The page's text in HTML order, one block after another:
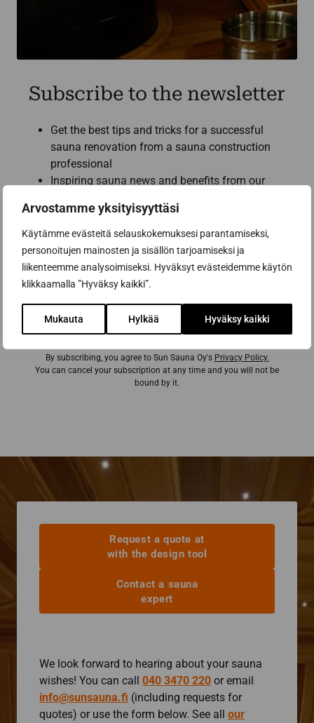
Arvostamme yksityisyyttäsi
Käytämme evästeitä selauskokemuksesi parantamiseksi,
personoitujen mainosten ja sisällön tarjoamiseksi ja
liikenteemme analysoimiseksi. Hyväksyt evästeidemme käytön
klikkaamalla ”Hyväksy kaikki”.
Mukauta Hylkää Hyväksy kaikki
Subscribe to the newsletter
Get the best tips and tricks for a successful
sauna renovation from a sauna construction
professional
Inspiring sauna news and benefits from our
purchases
Email address *
Subscribe to the newsletter
By subscribing, you agree to Sun Sauna Oy's Privacy Policy.
You can cancel your subscription at any time and you will not be
bound by it.
Request a quote at
with the design tool
Contact a sauna
expert
We look forward to hearing about your sauna
wishes! You can call 040 3470 220 or email
info@sunsauna.fi (including requests for
quotes) or use the form below. See all our